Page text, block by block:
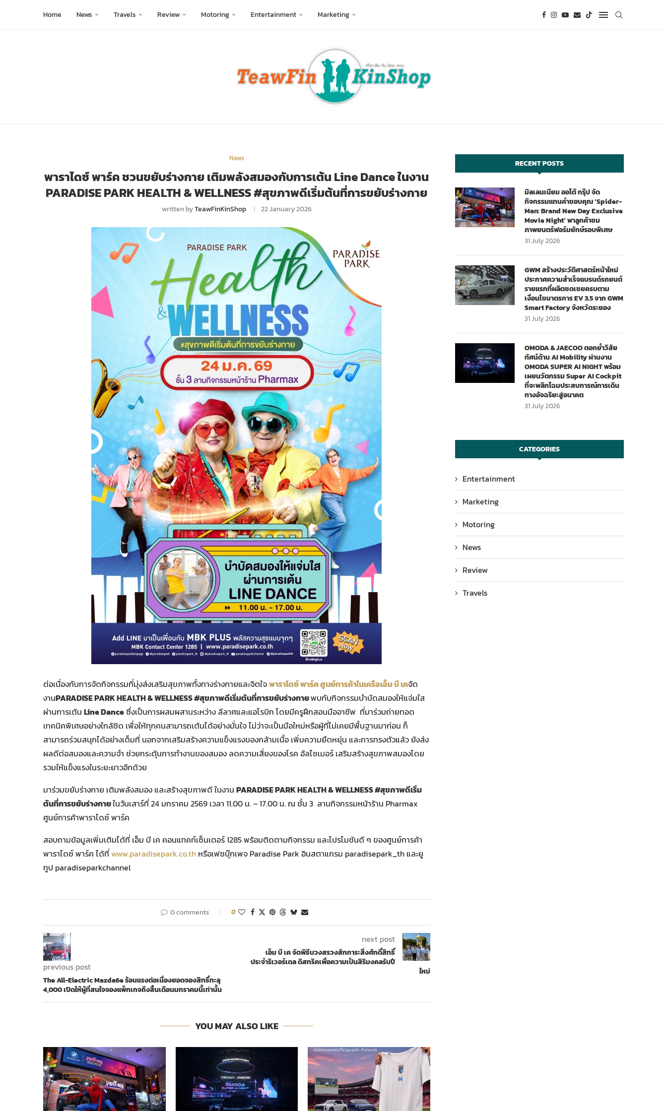
Home News Travels Review Motoring Entertainment Marketing
News
พาราไดซ์ พาร์ค ชวนขยับร่างกาย เติมพลังสมองกับการเต้น Line Dance ในงาน
PARADISE PARK HEALTH & WELLNESS #สุขภาพดีเริ่มต้นที่การขยับร่างกาย
written byTeawFinKinShop 22 January 2026
ต่อเนื่องกับการจัดกิจกรรมที่มุ่งส่งเสริมสุขภาพทั้งทางร่างกายและจิตใจพาราไดซ์ พาร์ค ศูนย์การค้าในเครือเอ็ม บี เคจัด
งานPARADISE PARK HEALTH & WELLNESS #สุขภาพดีเริ่มต้นที่การขยับร่างกายพบกับกิจกรรมบำบัดสมองให้แจ่มใส
ผ่านการเต้น Line Dance ซึ่งเป็นการผสมผสานระหว่าง ลีลาศและแอโรบิก โดยมีครูฝึกสอนมืออาชีพ ที่มาร่วมถ่ายทอด
เทคนิคพิเศษอย่างใกล้ชิด เพื่อให้ทุกคนสามารถเต้นได้อย่างมั่นใจ ไม่ว่าจะเป็นมือใหม่หรือผู้ที่ไม่เคยมีพื้นฐานมาก่อน ก็
สามารถร่วมสนุกได้อย่างเต็มที่ นอกจากเสริมสร้างความแข็งแรงของกล้ามเนื้อ เพิ่มความยืดหยุ่น และการทรงตัวแล้ว ยังส่ง
ผลดีต่อสมองและความจำ ช่วยกระตุ้นการทำงานของสมอง ลดความเสี่ยงของโรค อัลไซเมอร์ เสริมสร้างสุขภาพสมองโดย
รวมให้แข็งแรงในระยะยาวอีกด้วย
มาร่วมขยับร่างกาย เติมพลังสมอง และสร้างสุขภาพดี ในงาน PARADISE PARK HEALTH & WELLNESS #สุขภาพดีเริ่ม
ต้นที่การขยับร่างกายในวันเสาร์ที่ 24 มกราคม 2569 เวลา 11.00 น. – 17.00 น. ณ ชั้น 3 ลานกิจกรรมหน้าร้าน Pharmax
ศูนย์การค้าพาราไดซ์ พาร์ค
สอบถามข้อมูลเพิ่มเติมได้ที่ เอ็ม บี เค คอนแทคท์เซ็นเตอร์ 1285 พร้อมติดตามกิจกรรม และโปรโมชันดี ๆ ของศูนย์การค้า
พาราไดซ์ พาร์ค ได้ที่www.paradisepark.co.th หรือเฟซบุ๊กเพจ Paradise Park อินสตาแกรม paradisepark_th และยู
ทูป paradiseparkchannel
0 comments 0
previous post
The All-Electric Mazda6e ร้อนแรงต่อเนื่องยอดจองสิทธิ์ทะลุ
4,000 เปิดให้ผู้ที่สนใจจองแพ็กเกจถึงสิ้นเดือนมกราคมนี้เท่านั้น
next post
เอ็ม บี เค จัดพิธีบวงสรวงสักการะสิ่งศักดิ์สิทธิ์
ประจำริเวอร์เดล ดิสทริคเพื่อความเป็นสิริมงคลรับปี
ใหม่
YOU MAY ALSO LIKE
RECENT POSTS
มิลเลนเนียม ออโต้ กรุ๊ป จัด
กิจกรรมแทนคำขอบคุณ ‘Spider-
Man: Brand New Day Exclusive
Movie Night’ พาลูกค้าชม
ภาพยนตร์ฟอร์มยักษ์รอบพิเศษ
31 July 2026
GWM สร้างประวัติศาสตร์หน้าใหม่
ประกาศความสำเร็จแบรนด์รถยนต์
รายแรกที่ผลิตชดเชยครบตาม
เงื่อนไขมาตรการ EV 3.5 จาก GWM
Smart Factory จังหวัดระยอง
31 July 2026
OMODA & JAECOO ตอกย้ำวิสัย
ทัศน์ด้าน AI Mobility ผ่านงาน
OMODA SUPER AI NIGHT พร้อม
เผยนวัตกรรม Super AI Cockpit
ที่จะพลิกโฉมประสบการณ์การเดิน
ทางอัจฉริยะสู่อนาคต
31 July 2026
CATEGORIES
Entertainment
Marketing
Motoring
News
Review
Travels